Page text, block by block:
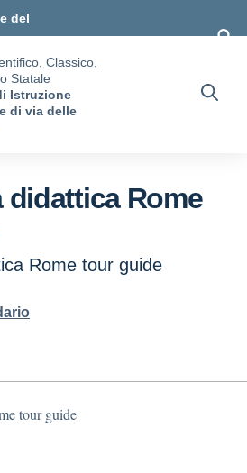
del
Classico,
Statale
Istruzione
di via delle
didattica Rome
Rome tour guide
tour guide